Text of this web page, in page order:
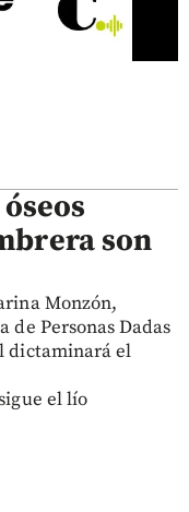
son
Monzón,
de Personas Dadas
dictaminará el
el lío